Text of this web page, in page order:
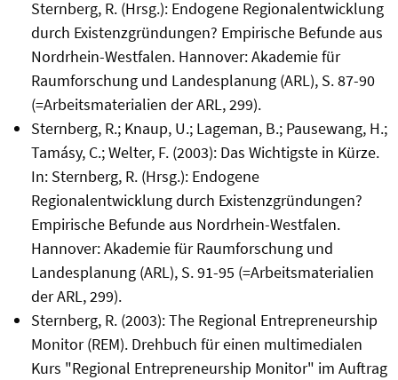
Sternberg, R. (Hrsg.): Endogene Regionalentwicklung
durch Existenzgründungen? Empirische Befunde aus
Nordrhein-Westfalen. Hannover: Akademie für
Raumforschung und Landesplanung (ARL), S. 87-90
(=Arbeitsmaterialien der ARL, 299).
Sternberg, R.; Knaup, U.; Lageman, B.; Pausewang, H.;
Tamásy, C.; Welter, F. (2003): Das Wichtigste in Kürze.
In: Sternberg, R. (Hrsg.): Endogene
Regionalentwicklung durch Existenzgründungen?
Empirische Befunde aus Nordrhein-Westfalen.
Hannover: Akademie für Raumforschung und
Landesplanung (ARL), S. 91-95 (=Arbeitsmaterialien
der ARL, 299).
Sternberg, R. (2003): The Regional Entrepreneurship
Monitor (REM). Drehbuch für einen multimedialen
Kurs "Regional Entrepreneurship Monitor" im Auftrag